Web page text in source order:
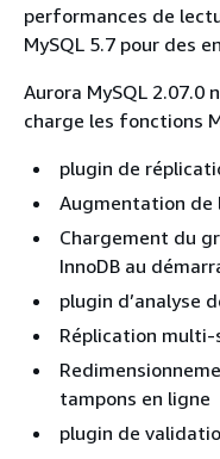
performances de
MySQL 5.7 pour des
Aurora MySQL 2.07.0
charge les fonctions
plugin de
Augmentation de
Chargement du
InnoDB au
plugin d’analyse
Réplication multi-
tampons en ligne
plugin de